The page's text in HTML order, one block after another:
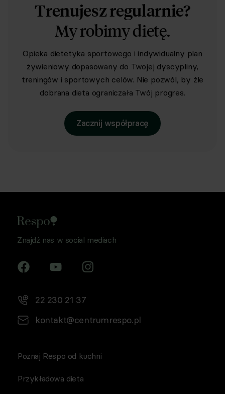
Trenujesz regularnie?
My robimy dietę.
Opieka dietetyka sportowego i indywidualny plan
żywieniowy dopasowany do Twojej dyscypliny,
treningów i sportowych celów. Nie pozwól, by źle
dobrana dieta ograniczała Twój progres.
Zacznij współpracę
Znajdź nas w social mediach
22 230 21 37
kontakt@centrumrespo.pl
Poznaj Respo od kuchni
Przykładowa dieta